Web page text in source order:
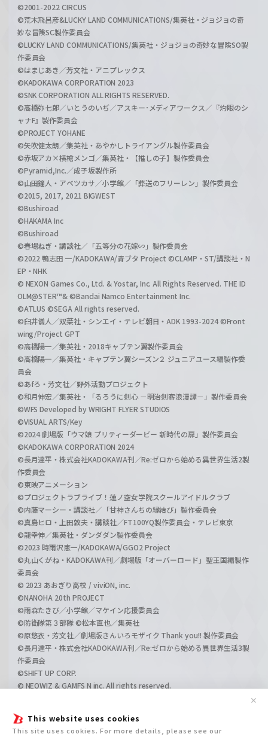
This website uses cookies
This site uses cookies. For more details, please see our
✕
©2001-2022 CIRCUS
©荒木飛呂彦&LUCKY LAND COMMUNICATIONS/集英社・ジョジョの奇
妙な冒険SC製作委員会
©LUCKY LAND COMMUNICATIONS/集英社・ジョジョの奇妙な冒険SO製
作委員会
©はまじあき／芳文社・アニプレックス
©KADOKAWA CORPORATION 2023
©SNK CORPORATION ALL RIGHTS RESERVED.
©高橋弥七郎／いとうのいぢ／アスキー･メディアワークス／『灼眼のシ
ャナF』製作委員会
©PROJECT YOHANE
©矢吹健太朗／集英社・あやかしトライアングル製作委員会
©赤坂アカ×横槍メンゴ／集英社・【推しの子】製作委員会
©Pyramid,Inc.／成子坂製作所
©山田鐘人・アベツカサ／小学館／「葬送のフリーレン」製作委員会
©2015, 2017, 2021 BIGWEST
©Bushiroad
©HAKAMA Inc
©Bushiroad
©春場ねぎ・講談社／「五等分の花嫁∽」製作委員会
©2022 鴨志田 一/KADOKAWA/青ブタ Project ©CLAMP・ST/講談社・N
EP・NHK
© NEXON Games Co., Ltd. & Yostar, Inc. All Rights Reserved. THE ID
OLM@STER™& ©Bandai Namco Entertainment Inc.
©ATLUS ©SEGA All rights reserved.
©臼井儀人／双葉社・シンエイ・テレビ朝日・ADK 1993-2024 ©Front
wing/Project GPT
©高橋陽一／集英社・2018キャプテン翼製作委員会
©高橋陽一／集英社・キャプテン翼シーズン２ ジュニアユース編製作委
員会
©あfろ・芳文社／野外活動プロジェクト
©和月伸宏／集英社・「るろうに剣心 －明治剣客浪漫譚－」製作委員会
©WFS Developed by WRIGHT FLYER STUDIOS
©VISUAL ARTS/Key
©2024 劇場版「ウマ娘 プリティーダービー 新時代の扉」製作委員会
©KADOKAWA CORPORATION 2024
©長月達平・株式会社KADOKAWA刊／Re:ゼロから始める異世界生活2製
作委員会
©東映アニメーション
©プロジェクトラブライブ！蓮ノ空女学院スクールアイドルクラブ
©内藤マーシー・講談社／「甘神さんちの縁結び」製作委員会
©真島ヒロ・上田敦夫・講談社／FT100YQ製作委員会・テレビ東京
©龍幸伸／集英社・ダンダダン製作委員会
©2023 時雨沢恵一/KADOKAWA/GGO2 Project
©丸山くがね・KADOKAWA刊／劇場版「オーバーロード」聖王国編製作
委員会
© 2023 あおぎり高校 / viviON, inc.
©NANOHA 20th PROJECT
©雨森たきび／小学館／マケイン応援委員会
©防衛隊第３部隊 ©松本直也／集英社
©原悠衣・芳文社／劇場版きんいろモザイク Thank you!! 製作委員会
©長月達平・株式会社KADOKAWA刊／Re:ゼロから始める異世界生活3製
作委員会
©SHIFT UP CORP.
© NEOWIZ & GAMFS N inc. All rights reserved.
©GIRLS und PANZER Film Projekt